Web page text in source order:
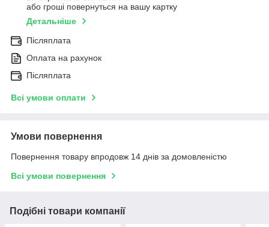
або гроші повернуться на вашу картку
Детальніше
Післяплата
Оплата на рахунок
Післяплата
Всі умови оплати
Умови повернення
Повернення товару впродовж 14 днів за домовленістю
Всі умови повернення
Подібні товари компанії